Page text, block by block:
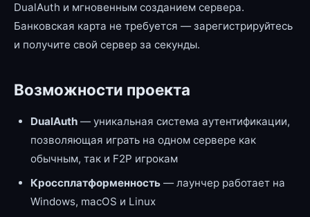
DualAuth и мгновенным созданием сервера.
Банковская карта не требуется — зарегистрируйтесь
и получите свой сервер за секунды.
Возможности проекта
DualAuth — уникальная система аутентификации,
позволяющая играть на одном сервере как
обычным, так и F2P игрокам
Кроссплатформенность — лаунчер работает на
Windows, macOS и Linux